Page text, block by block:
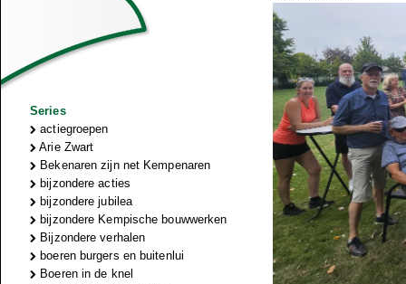
Series
actiegroepen
Arie Zwart
Bekenaren zijn net Kempenaren
bijzondere acties
bijzondere jubilea
bijzondere Kempische bouwwerken
Bijzondere verhalen
boeren burgers en buitenlui
Boeren in de knel